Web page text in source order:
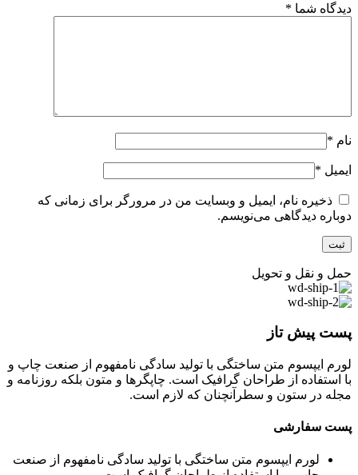
دیدگاه شما *
نام *
ایمیل *
ذخیره نام، ایمیل و وبسایت من در مرورگر برای زمانی که
دوباره دیدگاهی می‌نویسم.
حمل و نقل و تحویل
پست پیش تاز
لورم ایپسوم متن ساختگی با تولید سادگی نامفهوم از صنعت چاپ و
با استفاده از طراحان گرافیک است. چاپگرها و متون بلکه روزنامه و
مجله در ستون و سطرآنچنان که لازم است.
پست سفارشی
لورم ایپسوم متن ساختگی با تولید سادگی نامفهوم از صنعت